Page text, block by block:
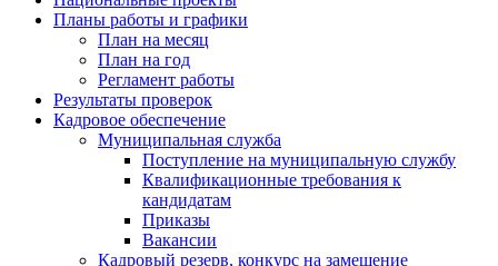
Планы работы и графики
План на месяц
План на год
Регламент работы
Результаты проверок
Кадровое обеспечение
Муниципальная служба
Поступление на муниципальную службу
Квалификационные требования к
кандидатам
Приказы
Вакансии
Кадровый резерв, конкурс на замещение